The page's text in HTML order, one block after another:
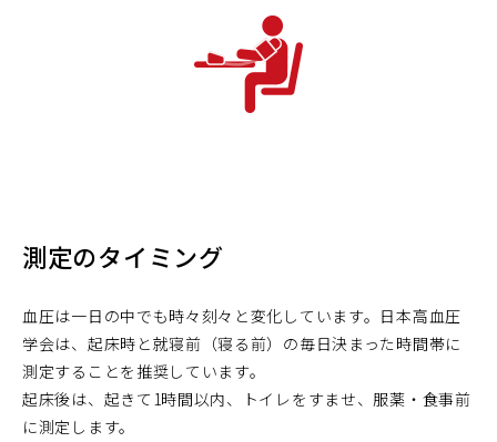
測定のタイミング
血圧は一日の中でも時々刻々と変化しています。日本高血圧
学会は、起床時と就寝前（寝る前）の毎日決まった時間帯に
測定することを推奨しています。
起床後は、起きて1時間以内、トイレをすませ、服薬・食事前
に測定します。